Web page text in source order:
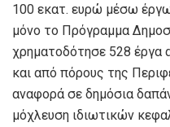
100 εκατ. ευρώ μέσω
μόνο το Πρόγραμμα
χρηματοδότησε 528 έργα
και από πόρους της
αναφορά σε δημόσια
μόχλευση ιδιωτικών